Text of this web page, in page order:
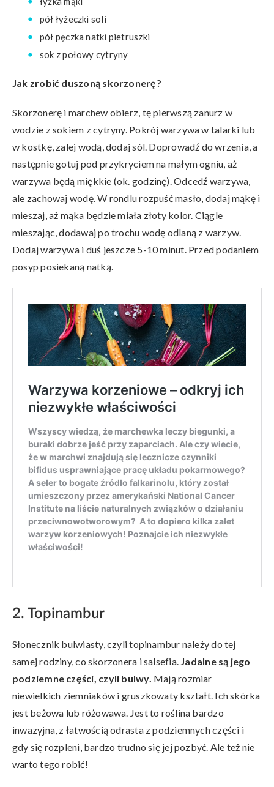
pół łyżeczki soli
pół pęczka natki pietruszki
sok z połowy cytryny
Jak zrobić duszoną skorzonerę?
Skorzonerę i marchew obierz, tę pierwszą zanurz w
wodzie z sokiem z cytryny. Pokrój warzywa w talarki lub
w kostkę, zalej wodą, dodaj sól. Doprowadź do wrzenia, a
następnie gotuj pod przykryciem na małym ogniu, aż
warzywa będą miękkie (ok. godzinę). Odcedź warzywa,
ale zachowaj wodę. W rondlu rozpuść masło, dodaj mąkę i
mieszaj, aż mąka będzie miała złoty kolor. Ciągle
mieszając, dodawaj po trochu wodę odlaną z warzyw.
Dodaj warzywa i duś jeszcze 5-10 minut. Przed podaniem
posyp posiekaną natką.
2. Topinambur
Słonecznik bulwiasty, czyli topinambur należy do tej
samej rodziny, co skorzonera i salsefia. Jadalne są jego
podziemne części, czyli bulwy. Mają rozmiar
niewielkich ziemniaków i gruszkowaty kształt. Ich skórka
jest beżowa lub różowawa. Jest to roślina bardzo
inwazyjna, z łatwością odrasta z podziemnych części i
gdy się rozpleni, bardzo trudno się jej pozbyć. Ale też nie
warto tego robić!